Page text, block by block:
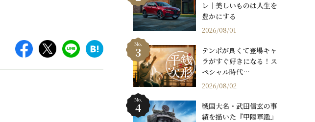
レ｜美しいものは人生を
豊かにする
2026/08/01
テンポが良くて登場キャ
ラがすぐ好きになる！ス
ペシャル時代…
2026/08/02
No.
戦国大名・武田信玄の事
績を描いた『甲陽軍鑑』
No.